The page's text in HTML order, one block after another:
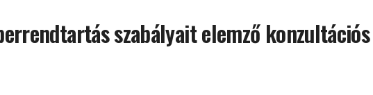
szabályait elemző konzultációs